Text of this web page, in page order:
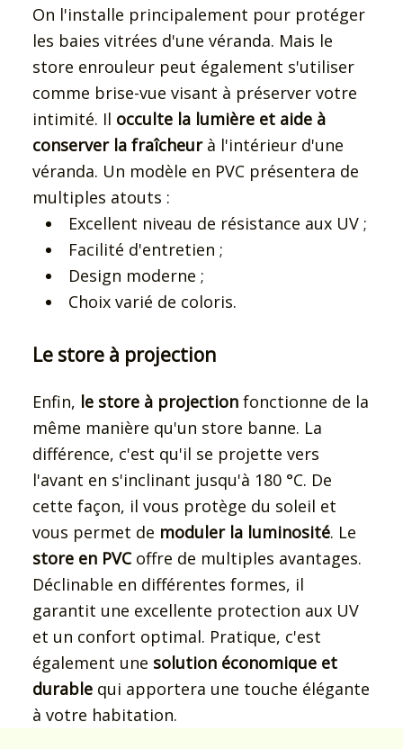
On l'installe principalement pour protéger
les baies vitrées d'une véranda. Mais le
store enrouleur peut également s'utiliser
comme brise-vue visant à préserver votre
intimité. Il occulte la lumière et aide à
conserver la fraîcheurà l'intérieur d'une
véranda. Un modèle en PVC présentera de
multiples atouts :
Excellent niveau de résistance aux UV ;
Facilité d'entretien ;
Design moderne ;
Choix varié de coloris.
Le store à projection
Enfin, le store à projection fonctionne de la
même manière qu'un store banne. La
différence, c'est qu'il se projette vers
l'avant en s'inclinant jusqu'à 180 °C. De
cette façon, il vous protège du soleil et
vous permet de moduler la luminosité. Le
store en PVCoffre de multiples avantages.
Déclinable en différentes formes, il
garantit une excellente protection aux UV
et un confort optimal. Pratique, c'est
également une solution économique et
durable qui apportera une touche élégante
à votre habitation.